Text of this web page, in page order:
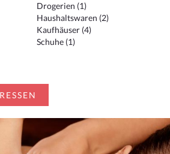
Drogerien (1)
Haushaltswaren (2)
Kaufhäuser (4)
Schuhe (1)